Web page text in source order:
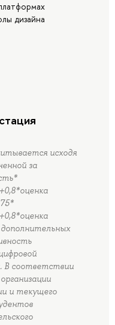
дизайна
исходя
за
В соответствии
и текущего